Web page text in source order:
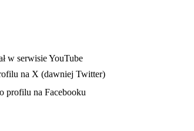
karcie
w serwisie YouTube
na X (dawniej Twitter)
karcie
profilu na Facebooku